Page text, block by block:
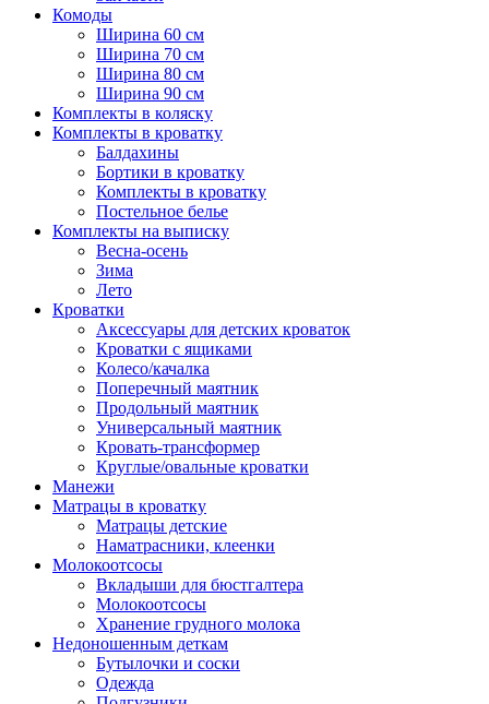
Комоды
Ширина 60 см
Ширина 70 см
Ширина 80 см
Ширина 90 см
Комплекты в коляску
Комплекты в кроватку
Балдахины
Бортики в кроватку
Комплекты в кроватку
Постельное белье
Комплекты на выписку
Весна-осень
Зима
Лето
Кроватки
Аксессуары для детских кроваток
Кроватки с ящиками
Колесо/качалка
Поперечный маятник
Продольный маятник
Универсальный маятник
Кровать-трансформер
Круглые/овальные кроватки
Манежи
Матрацы в кроватку
Матрацы детские
Наматрасники, клеенки
Молокоотсосы
Вкладыши для бюстгалтера
Молокоотсосы
Хранение грудного молока
Недоношенным деткам
Бутылочки и соски
Одежда